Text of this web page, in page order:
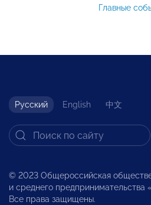
Главные
Русский English 中文
© 2023 Общероссийская
и среднего
Все права защищены.